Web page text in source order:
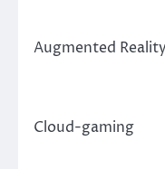
Augmented
Cloud-gaming